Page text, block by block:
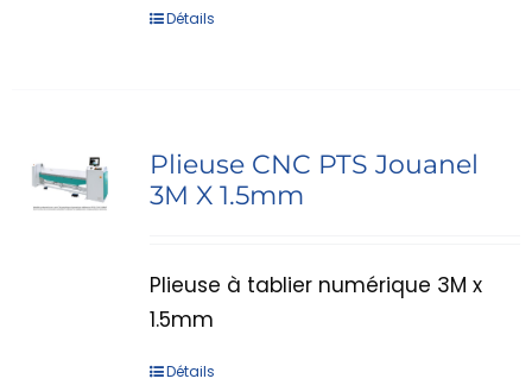
Détails
Plieuse CNC PTS Jouanel
3M X 1.5mm
Plieuse à tablier numérique 3M x
1.5mm
Détails